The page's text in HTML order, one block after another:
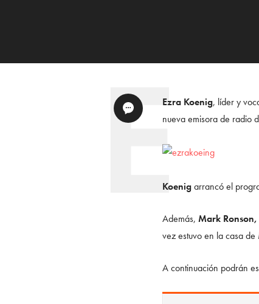
Ezra Koenig, líder y
nueva emisora de radio
Koenigarrancó el
Además, Mark
vez estuvo en la casa
A continuación podrán